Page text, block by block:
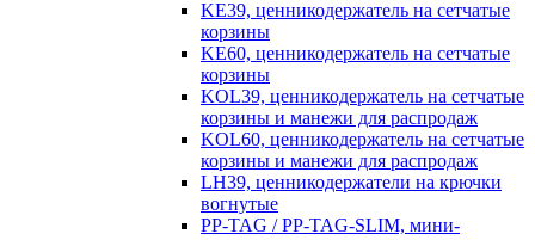
KE39, ценникодержатель на сетчатые
корзины
KE60, ценникодержатель на сетчатые
корзины
KOL39, ценникодержатель на сетчатые
корзины и манежи для распродаж
KOL60, ценникодержатель на сетчатые
корзины и манежи для распродаж
LH39, ценникодержатели на крючки
вогнутые
PP-TAG / PP-TAG-SLIM, мини-